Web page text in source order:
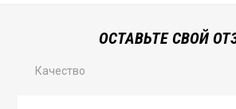
ОСТАВЬТЕ СВОЙ
Качество